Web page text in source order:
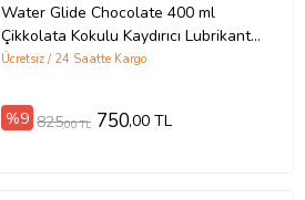
Water Glide Chocolate 400 ml
Çikkolata Kokulu Kaydırıcı Lubrikant
Jel
Ücretsiz / 24 Saatte Kargo
%9 825,00 TL 750,00 TL